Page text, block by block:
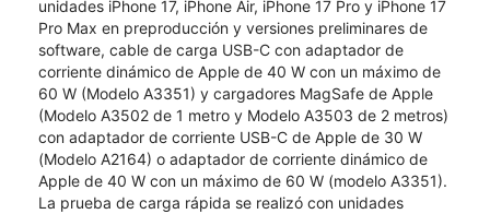
unidades iPhone 17, iPhone Air, iPhone 17 Pro y iPhone 17
Pro Max en preproducción y versiones preliminares de
software, cable de carga USB-C con adaptador de
corriente dinámico de Apple de 40 W con un máximo de
60 W (Modelo A3351) y cargadores MagSafe de Apple
(Modelo A3502 de 1 metro y Modelo A3503 de 2 metros)
con adaptador de corriente USB-C de Apple de 30 W
(Modelo A2164) o adaptador de corriente dinámico de
Apple de 40 W con un máximo de 60 W (modelo A3351).
La prueba de carga rápida se realizó con unidades